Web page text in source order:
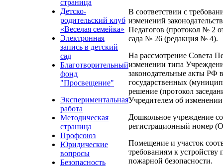
страница
Детско-
родительский клуб
«Веселая семейка»
Электронная
запись в детский
сад
Благотворительный
фонд
"Просвещение"
Экспериментальная
работа
Методическая
страница
Профсоюз
Юридические
вопросы
Безопасность
В соответствии с
изменений
Педагогов (протокол № 2
сада № 26 (редакция № 4).
На рассмотрение Совета
изменении типа
законодательные акты РФ
государственных
решение (протокол
Учредителем об
Дошкольное учреждение
регистрационный номер
Помещение и участок
требованиям к
пожарной безопасности.